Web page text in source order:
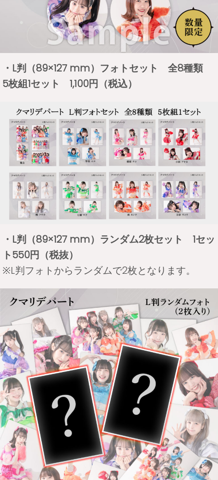
・L判（89×127 mm）フォトセット 全8種類
5枚組1セット 1,100円（税込）
・L判（89×127 mm）ランダム2枚セット 1セッ
ト550円（税抜）
※L判フォトからランダムで2枚となります。